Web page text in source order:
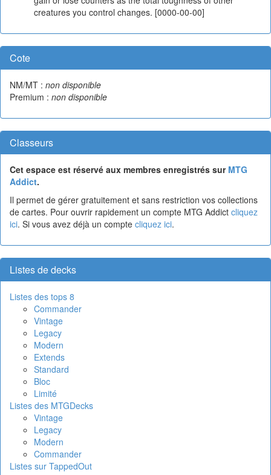
creatures you control changes. [0000-00-00]
Cote
NM/MT : non disponible
Premium : non disponible
Classeurs
Cet espace est réservé aux membres enregistrés sur MTG
Addict.
Il permet de gérer gratuitement et sans restriction vos collections
de cartes. Pour ouvrir rapidement un compte MTG Addict cliquez
ici. Si vous avez déjà un compte cliquez ici.
Listes de decks
Listes des tops 8
Commander
Vintage
Legacy
Modern
Extends
Standard
Bloc
Limité
Listes des MTGDecks
Vintage
Legacy
Modern
Commander
Listes sur TappedOut